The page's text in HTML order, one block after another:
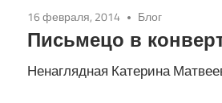
16 февраля, 2014 Блог
Письмецо в
Ненаглядная Катерина